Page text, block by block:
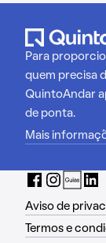
Para
quem precisa
QuintoAndar
de ponta.
Mais
Aviso de
Termos e